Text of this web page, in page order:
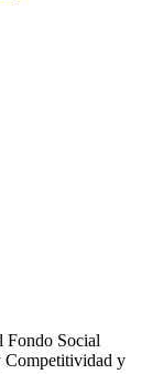
Fondo Social
Competitividad y